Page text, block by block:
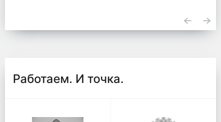
Работаем. И точка.